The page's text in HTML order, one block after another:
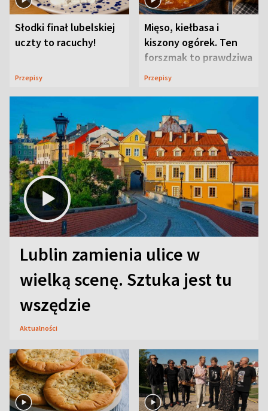
Słodki finał lubelskiej
uczty to racuchy!
Przepisy
Mięso, kiełbasa i
kiszony ogórek. Ten
forszmak to prawdziwa
uczta
Przepisy
Lublin zamienia ulice w
wielką scenę. Sztuka jest tu
wszędzie
Aktualności